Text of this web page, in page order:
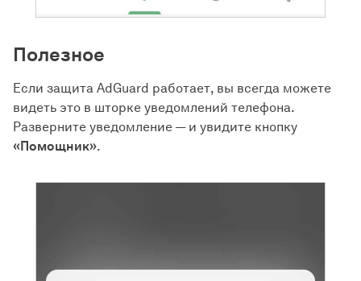
Полезное
Если защита AdGuard работает, вы всегда можете
видеть это в шторке уведомлений телефона.
Разверните уведомление — и увидите кнопку
«Помощник».